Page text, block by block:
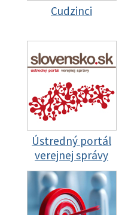
Cudzinci
Ústredný portál
verejnej správy